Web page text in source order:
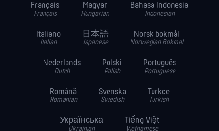
Français
Français
Magyar
Hungarian
Bahasa Indonesia
Indonesian
Italiano
Italian
日本語
Japanese
Norsk bokmål
Norwegian Bokmal
Nederlands
Dutch
Polski
Polish
Português
Portuguese
Română
Romanian
Svenska
Swedish
Turkce
Turkish
Українська
Ukrainian
Tiếng Việt
Vietnamese